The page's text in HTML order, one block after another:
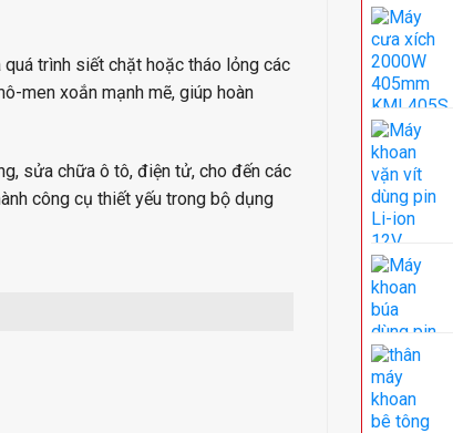
trình siết chặt hoặc tháo lỏng các
men xoắn mạnh mẽ, giúp hoàn
sửa chữa ô tô, điện tử, cho đến các
công cụ thiết yếu trong bộ dụng